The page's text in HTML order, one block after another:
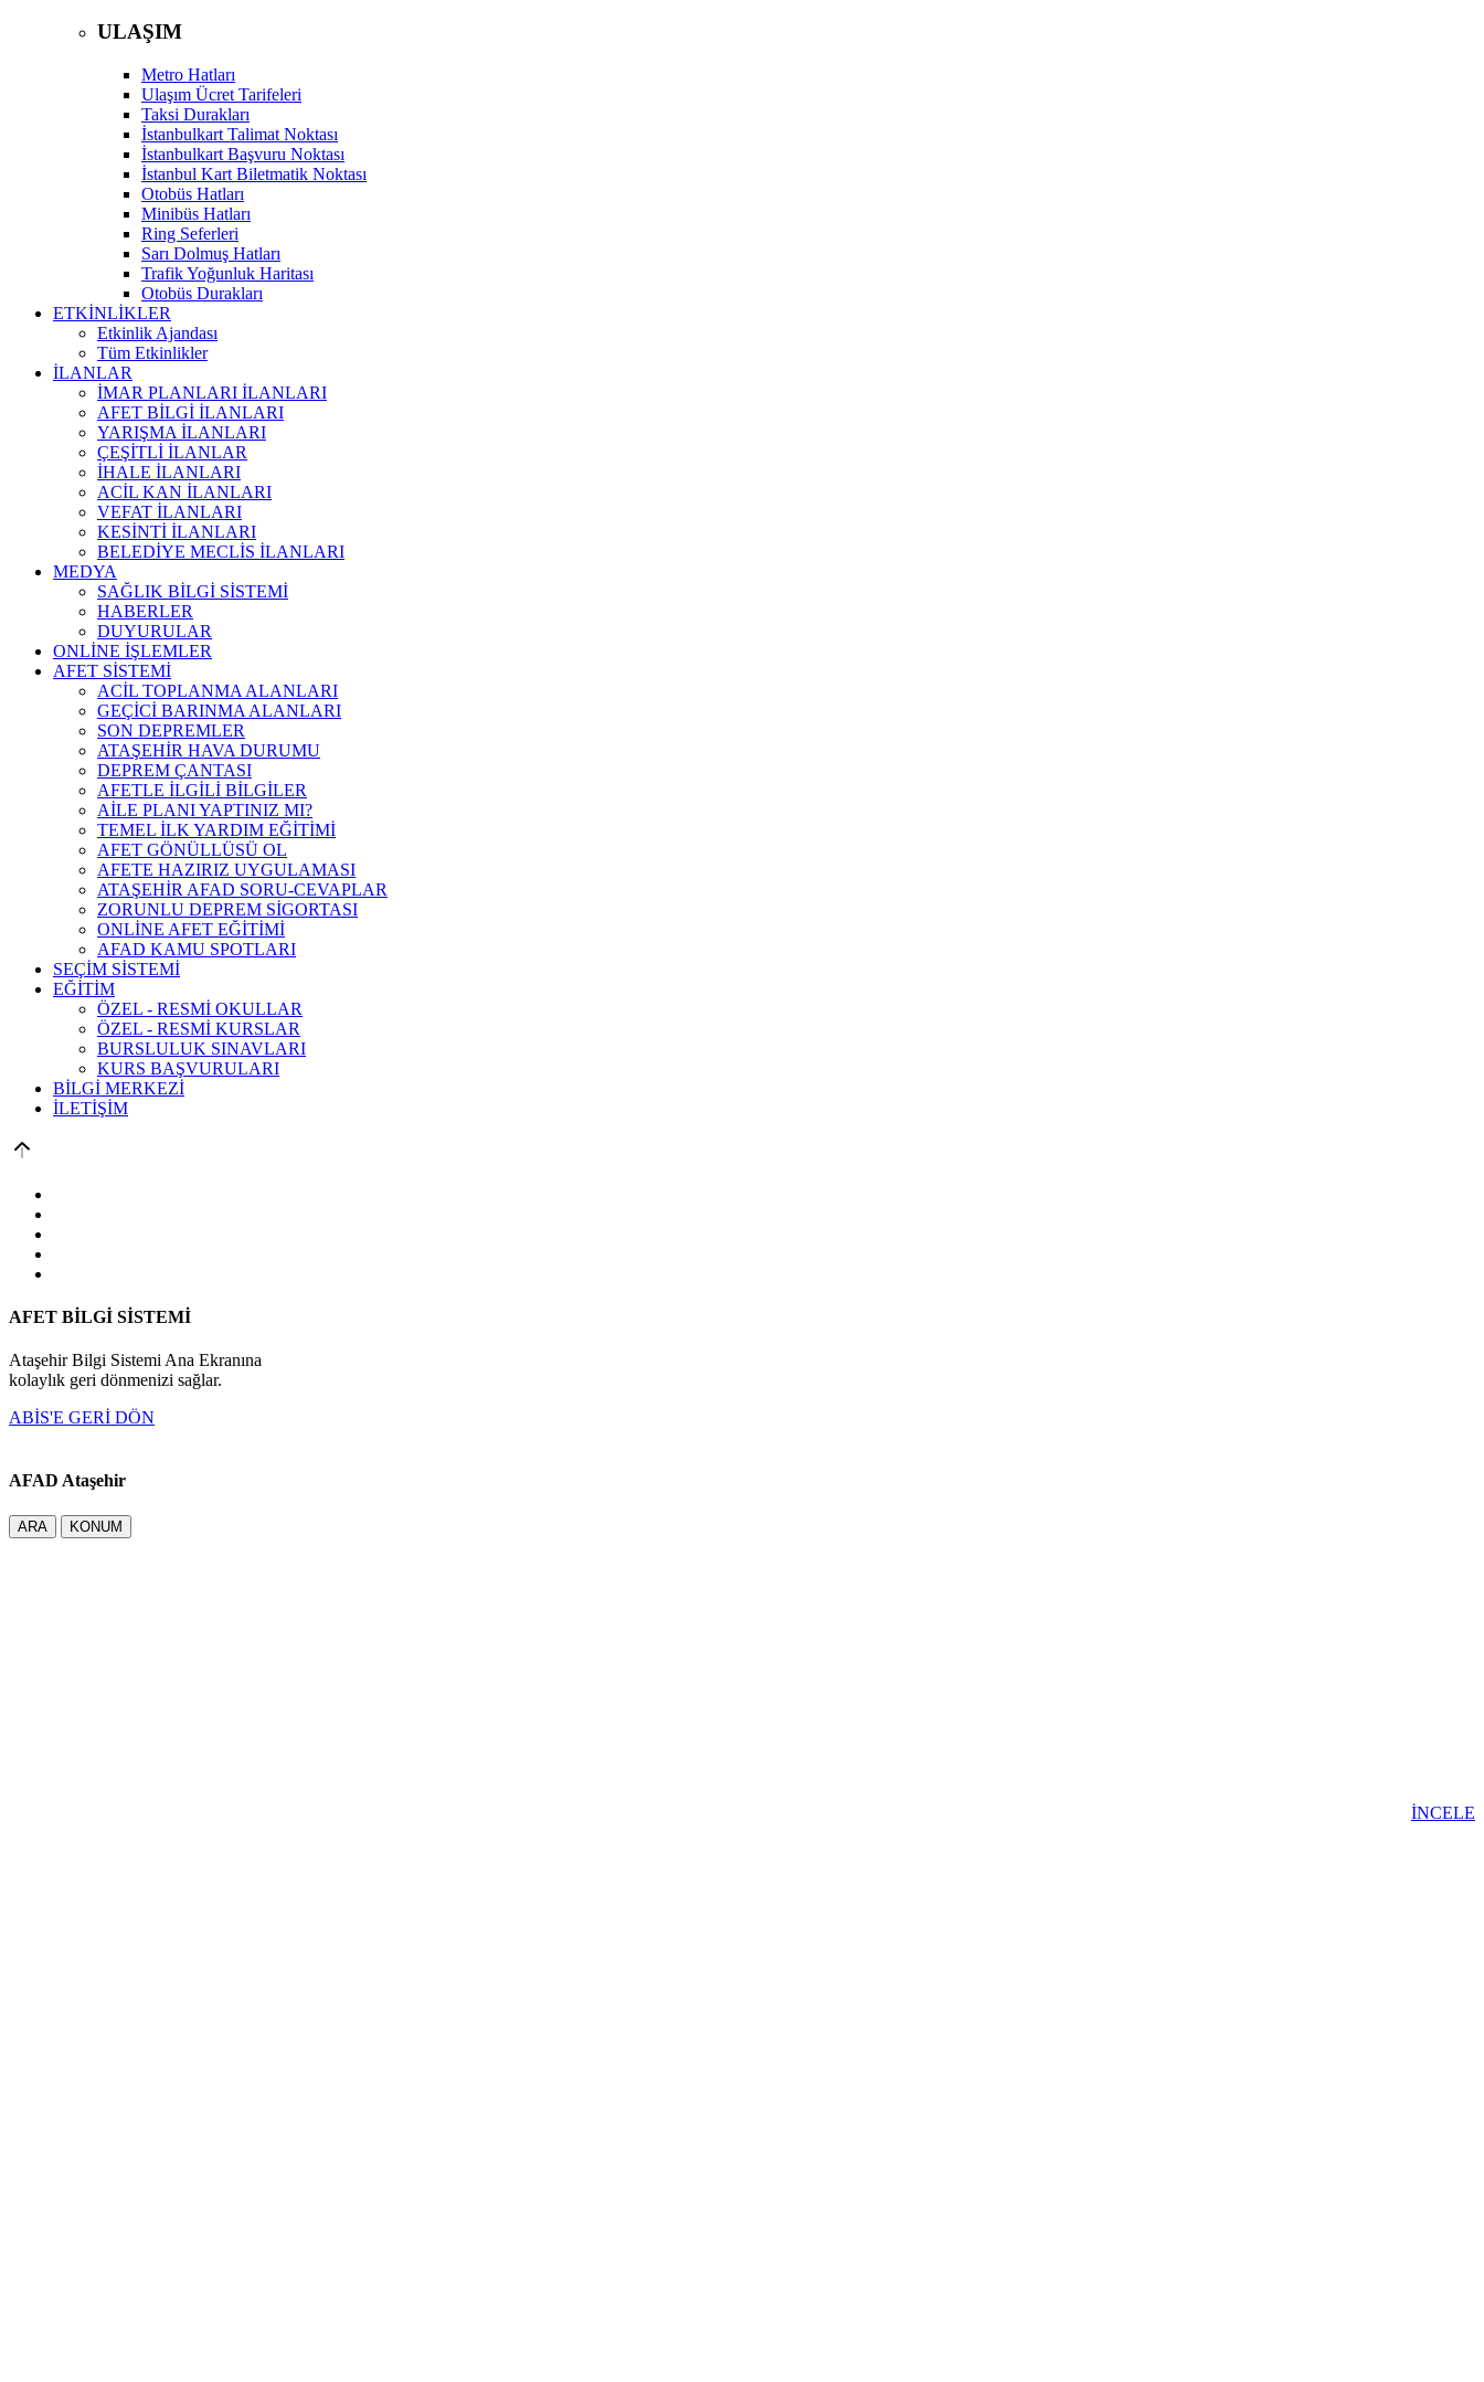
ULAŞIM
Metro Hatları
Ulaşım Ücret Tarifeleri
Taksi Durakları
İstanbulkart Talimat Noktası
İstanbulkart Başvuru Noktası
İstanbul Kart Biletmatik Noktası
Otobüs Hatları
Minibüs Hatları
Ring Seferleri
Sarı Dolmuş Hatları
Trafik Yoğunluk Haritası
Otobüs Durakları
ETKİNLİKLER
Etkinlik Ajandası
Tüm Etkinlikler
İLANLAR
İMAR PLANLARI İLANLARI
AFET BİLGİ İLANLARI
YARIŞMA İLANLARI
ÇEŞİTLİ İLANLAR
İHALE İLANLARI
ACİL KAN İLANLARI
VEFAT İLANLARI
KESİNTİ İLANLARI
BELEDİYE MECLİS İLANLARI
MEDYA
SAĞLIK BİLGİ SİSTEMİ
HABERLER
DUYURULAR
ONLİNE İŞLEMLER
AFET SİSTEMİ
ACİL TOPLANMA ALANLARI
GEÇİCİ BARINMA ALANLARI
SON DEPREMLER
ATAŞEHİR HAVA DURUMU
DEPREM ÇANTASI
AFETLE İLGİLİ BİLGİLER
AİLE PLANI YAPTINIZ MI?
TEMEL İLK YARDIM EĞİTİMİ
AFET GÖNÜLLÜSÜ OL
AFETE HAZIRIZ UYGULAMASI
ATAŞEHİR AFAD SORU-CEVAPLAR
ZORUNLU DEPREM SİGORTASI
ONLİNE AFET EĞİTİMİ
AFAD KAMU SPOTLARI
SEÇİM SİSTEMİ
EĞİTİM
ÖZEL - RESMİ OKULLAR
ÖZEL - RESMİ KURSLAR
BURSLULUK SINAVLARI
KURS BAŞVURULARI
BİLGİ MERKEZİ
İLETİŞİM
AFET BİLGİ SİSTEMİ
Ataşehir Bilgi Sistemi Ana Ekranına
kolaylık geri dönmenizi sağlar.
ABİS'E GERİ DÖN
AFAD Ataşehir
ARA KONUM
İNCELE